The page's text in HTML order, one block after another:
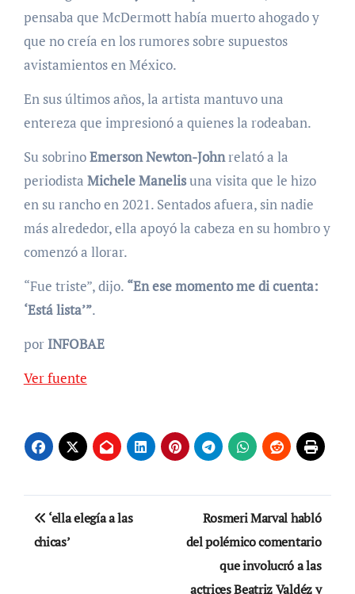
pensaba que McDermott había muerto ahogado y
que no creía en los rumores sobre supuestos
avistamientos en México.
En sus últimos años, la artista mantuvo una
entereza que impresionó a quienes la rodeaban.
Su sobrinoEmerson Newton-Johnrelató a la
periodista Michele Manelisuna visita que le hizo
en su rancho en 2021. Sentados afuera, sin nadie
más alrededor, ella apoyó la cabeza en su hombro y
comenzó a llorar.
“Fue triste”, dijo. “En ese momento me di cuenta:
‘Está lista’”.
porINFOBAE
Ver fuente
Navegación
de
‘ella elegía a las
chicas’
Rosmeri Marval habló
del polémico comentario
que involucró a las
actrices Beatriz Valdéz y